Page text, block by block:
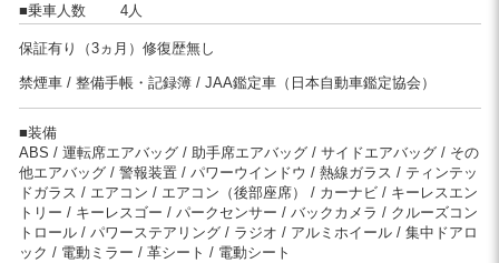
■乗車人数
4人
保証有り（3ヵ月）修復歴無し
禁煙車 整備手帳・記録簿 JAA鑑定車（日本自動車鑑定協会）
■装備
ABS
運転席エアバッグ 助手席エアバッグ サイドエアバッグ
その
他エアバッグ
警報装置 パワーウインドウ 熱線ガラス
ティンテッ
ドガラス
エアコン エアコン（後部座席） カーナビ
キーレスエン
トリー
キーレスゴー パークセンサー バックカメラ
クルーズコン
トロール
パワーステアリング ラジオ アルミホイール
集中ドアロ
ック
電動ミラー 革シート 電動シート